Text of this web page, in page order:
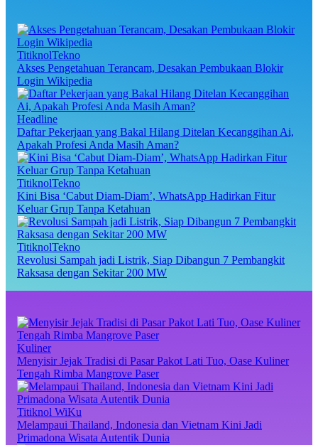
TitiknolTekno
Akses Pengetahuan Terancam, Desakan Pembukaan Blokir
Login Wikipedia
Headline
Daftar Pekerjaan yang Bakal Hilang Ditelan Kecanggihan Ai,
Apakah Profesi Anda Masih Aman?
TitiknolTekno
Kini Bisa ‘Cabut Diam-Diam’, WhatsApp Hadirkan Fitur
Keluar Grup Tanpa Ketahuan
TitiknolTekno
Revolusi Sampah jadi Listrik, Siap Dibangun 7 Pembangkit
Raksasa dengan Sekitar 200 MW
Kuliner
Menyisir Jejak Tradisi di Pasar Pakot Lati Tuo, Oase Kuliner
Tengah Rimba Mangrove Paser
Titiknol WiKu
Melampaui Thailand, Indonesia dan Vietnam Kini Jadi
Primadona Wisata Autentik Dunia